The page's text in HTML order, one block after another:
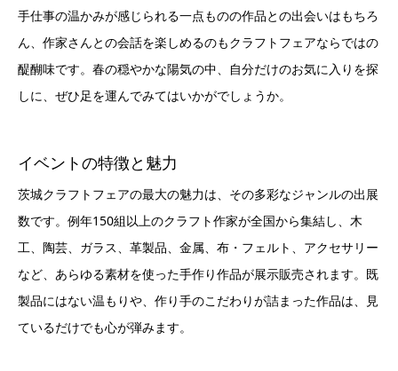
手仕事の温かみが感じられる一点ものの作品との出会いはもちろ
ん、作家さんとの会話を楽しめるのもクラフトフェアならではの
醍醐味です。春の穏やかな陽気の中、自分だけのお気に入りを探
しに、ぜひ足を運んでみてはいかがでしょうか。
イベントの特徴と魅力
茨城クラフトフェアの最大の魅力は、その多彩なジャンルの出展
数です。例年150組以上のクラフト作家が全国から集結し、木
工、陶芸、ガラス、革製品、金属、布・フェルト、アクセサリー
など、あらゆる素材を使った手作り作品が展示販売されます。既
製品にはない温もりや、作り手のこだわりが詰まった作品は、見
ているだけでも心が弾みます。